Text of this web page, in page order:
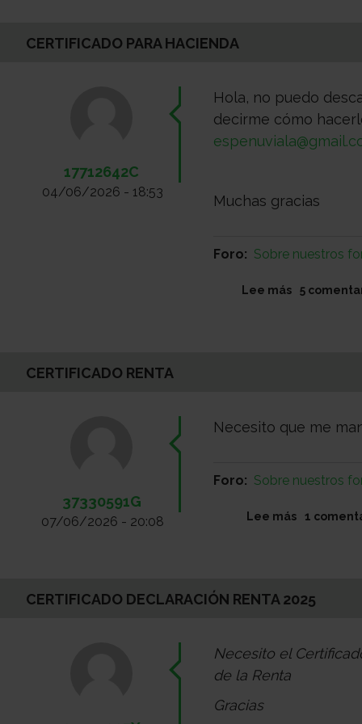
CERTIFICADO PARA HACIENDA
17712642C
04/06/2026 - 18:53
Hola, no puedo
decirme cómo
Muchas gracias
Foro Sobre nuestros
Lee más sobre
5
CERTIFICADO RENTA
37330591G
07/06/2026 - 20:08
Necesito que me
Foro Sobre nuestros
Lee más sobre
1
CERTIFICADO DECLARACIÓN RENTA 2025
Necesito el
de la Renta
Gracias